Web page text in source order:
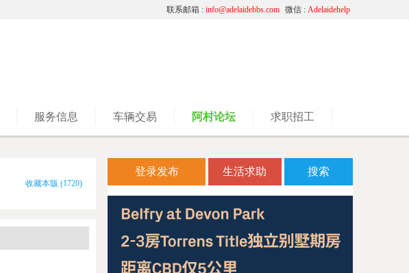
微信 : Adelaidehelp
联系邮箱 : info@adelaidebbs.com
服务信息 车辆交易 阿村论坛 求职招工
收藏本版 (1720)
登录发布 生活求助 搜索